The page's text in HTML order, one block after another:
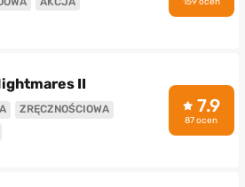
II
ZRĘCZNOŚCIOWA
7.9
87 ocen